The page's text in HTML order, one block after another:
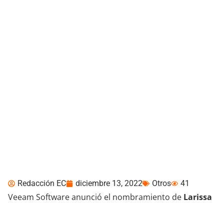
Redacción EC diciembre 13, 2022 Otros 41
Veeam Software anunció el nombramiento de Larissa